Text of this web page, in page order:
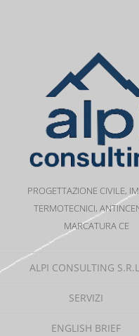
PROGETTAZIONE CIVILE,
TERMOTECNICI,
MARCATURA CE
ALPI CONSULTING
SERVIZI
ENGLISH BRIEF